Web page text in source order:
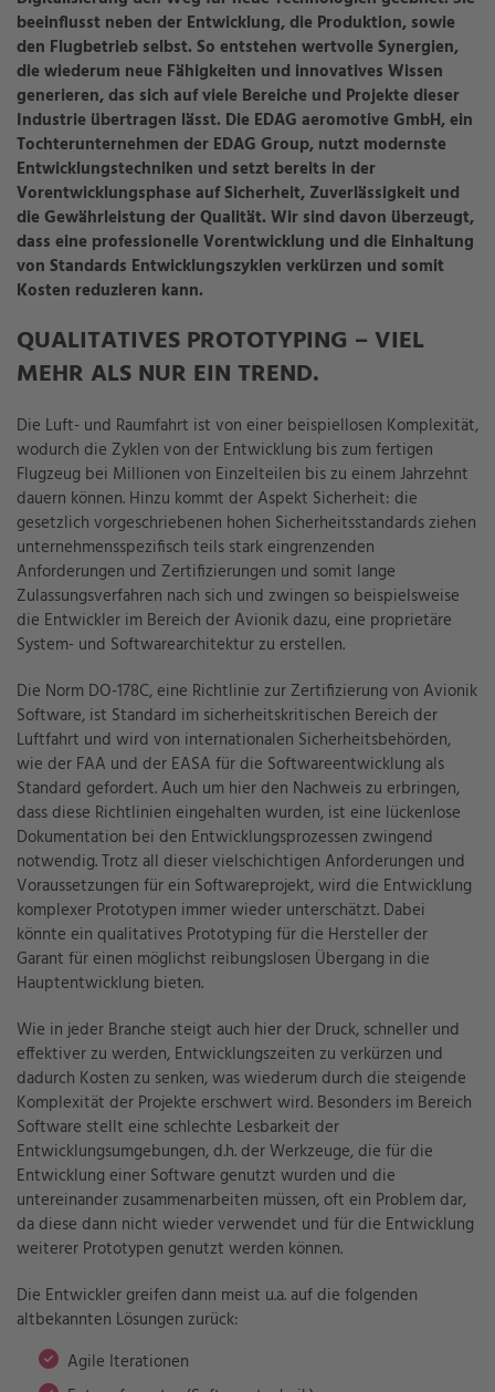
beeinflusst neben der Entwicklung, die Produktion, sowie
den Flugbetrieb selbst. So entstehen wertvolle Synergien,
die wiederum neue Fähigkeiten und innovatives Wissen
generieren, das sich auf viele Bereiche und Projekte dieser
Industrie übertragen lässt. Die EDAG aeromotive GmbH, ein
Tochterunternehmen der EDAG Group, nutzt modernste
Entwicklungstechniken und setzt bereits in der
Vorentwicklungsphase auf Sicherheit, Zuverlässigkeit und
die Gewährleistung der Qualität. Wir sind davon überzeugt,
dass eine professionelle Vorentwicklung und die Einhaltung
von Standards Entwicklungszyklen verkürzen und somit
Kosten reduzieren kann.
QUALITATIVES PROTOTYPING – VIEL
MEHR ALS NUR EIN TREND.
Die Luft- und Raumfahrt ist von einer beispiellosen Komplexität,
wodurch die Zyklen von der Entwicklung bis zum fertigen
Flugzeug bei Millionen von Einzelteilen bis zu einem Jahrzehnt
dauern können. Hinzu kommt der Aspekt Sicherheit: die
gesetzlich vorgeschriebenen hohen Sicherheitsstandards ziehen
unternehmensspezifisch teils stark eingrenzenden
Anforderungen und Zertifizierungen und somit lange
Zulassungsverfahren nach sich und zwingen so beispielsweise
die Entwickler im Bereich der Avionik dazu, eine proprietäre
System- und Softwarearchitektur zu erstellen.
Die Norm DO-178C, eine Richtlinie zur Zertifizierung von Avionik
Software, ist Standard im sicherheitskritischen Bereich der
Luftfahrt und wird von internationalen Sicherheitsbehörden,
wie der FAA und der EASA für die Softwareentwicklung als
Standard gefordert. Auch um hier den Nachweis zu erbringen,
dass diese Richtlinien eingehalten wurden, ist eine lückenlose
Dokumentation bei den Entwicklungsprozessen zwingend
notwendig. Trotz all dieser vielschichtigen Anforderungen und
Voraussetzungen für ein Softwareprojekt, wird die Entwicklung
komplexer Prototypen immer wieder unterschätzt. Dabei
könnte ein qualitatives Prototyping für die Hersteller der
Garant für einen möglichst reibungslosen Übergang in die
Hauptentwicklung bieten.
Wie in jeder Branche steigt auch hier der Druck, schneller und
effektiver zu werden, Entwicklungszeiten zu verkürzen und
dadurch Kosten zu senken, was wiederum durch die steigende
Komplexität der Projekte erschwert wird. Besonders im Bereich
Software stellt eine schlechte Lesbarkeit der
Entwicklungsumgebungen, d.h. der Werkzeuge, die für die
Entwicklung einer Software genutzt wurden und die
untereinander zusammenarbeiten müssen, oft ein Problem dar,
da diese dann nicht wieder verwendet und für die Entwicklung
weiterer Prototypen genutzt werden können.
Die Entwickler greifen dann meist u.a. auf die folgenden
altbekannten Lösungen zurück:
Agile Iterationen